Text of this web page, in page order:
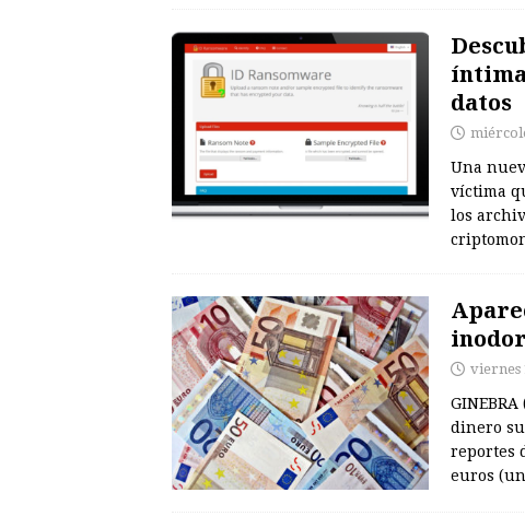
datos
Una
víctima
los
viernes
dinero
reportes
euros